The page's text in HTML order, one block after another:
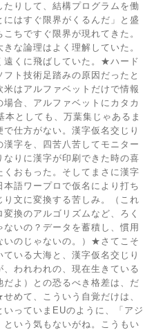
りして、結構プログラムを働
はすぐ限界がくるんだ」と盛
ちですぐ限界が現れてきた。
な論理はよく理解していた。
遠くに飛ばしていた。★ハード
ト技術足踏みの原因だったと
はアルファベットだけで情報
合、アルファベットにカタカ
としても、万葉集じゃあるま
仕方がない。漢字仮名交じり
字を、四苦八苦してモニター
りに漢字が印刷できた時の喜
おもった。そしてまさに漢字
語ワープロで仮名により打ち
文に変換する苦しみ。（これ
換のアルゴリズムなど、ろく
いの？データを蓄積し、慣用
いのじゃないの。）★さてこそ
いる大海と、漢字仮名交じり
われわれの、現在生きている
よ）との恐るべき格差は、だ
めて、こういう自覚だけは、
っていまEUのように、「アジ
いう気もないがね。こうもい